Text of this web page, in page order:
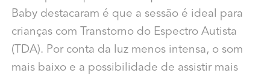
Baby destacaram é que a sessão é ideal para
crianças com Transtorno do Espectro Autista
(TDA). Por conta da luz menos intensa, o som
mais baixo e a possibilidade de assistir mais